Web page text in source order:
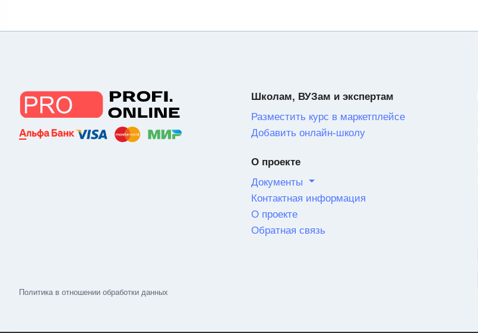
Политика в отношении обработки данных
Школам, ВУЗам и экспертам
Разместить курс в маркетплейсе
Добавить онлайн-школу
О проекте
Документы
Контактная информация
О проекте
Обратная связь